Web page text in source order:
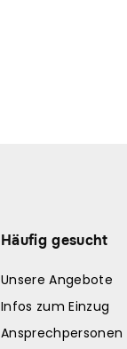
Häufig gesucht
Unsere Angebote
Infos zum Einzug
Ansprechpersonen